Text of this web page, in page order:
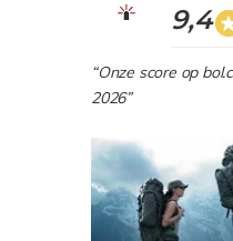
9,4
“Onze score op
2026”